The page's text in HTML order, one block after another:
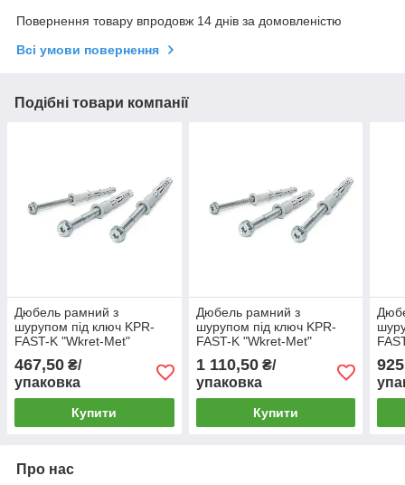
Повернення товару впродовж 14 днів за домовленістю
Всі умови повернення
Подібні товари компанії
Дюбель рамний з
шурупом під ключ KPR-
FAST-K "Wkret-Met"
467,50 ₴/
упаковка
Купити
Дюбель рамний з
шурупом під ключ KPR-
FAST-K "Wkret-Met"
1 110,50₴/
упаковка
Купити
Про нас